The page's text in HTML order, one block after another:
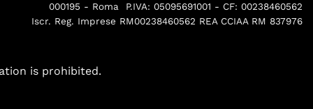
000195 - Roma P.IVA: 05095691001 - CF: 00238460562
Iscr. Reg. Imprese RM00238460562 REA CCIAA RM 837976
is prohibited.